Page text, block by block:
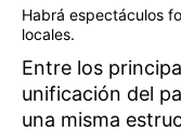
Habrá espectáculos
locales.
Entre los
unificación del
una misma